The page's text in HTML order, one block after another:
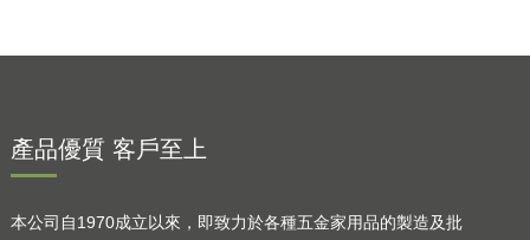
產品優質 客戶至上
本公司自1970成立以來，即致力於各種五金家用品的製造及批